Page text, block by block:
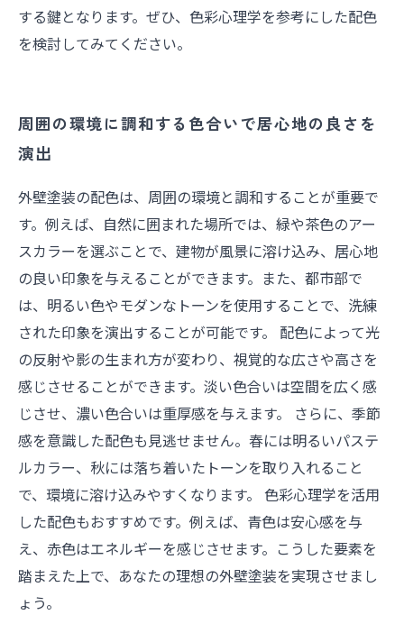
する鍵となります。ぜひ、色彩心理学を参考にした配色
を検討してみてください。
周囲の環境に調和する色合いで居心地の良さを
演出
外壁塗装の配色は、周囲の環境と調和することが重要で
す。例えば、自然に囲まれた場所では、緑や茶色のアー
スカラーを選ぶことで、建物が風景に溶け込み、居心地
の良い印象を与えることができます。また、都市部で
は、明るい色やモダンなトーンを使用することで、洗練
された印象を演出することが可能です。 配色によって光
の反射や影の生まれ方が変わり、視覚的な広さや高さを
感じさせることができます。淡い色合いは空間を広く感
じさせ、濃い色合いは重厚感を与えます。 さらに、季節
感を意識した配色も見逃せません。春には明るいパステ
ルカラー、秋には落ち着いたトーンを取り入れること
で、環境に溶け込みやすくなります。 色彩心理学を活用
した配色もおすすめです。例えば、青色は安心感を与
え、赤色はエネルギーを感じさせます。こうした要素を
踏まえた上で、あなたの理想の外壁塗装を実現させまし
ょう。